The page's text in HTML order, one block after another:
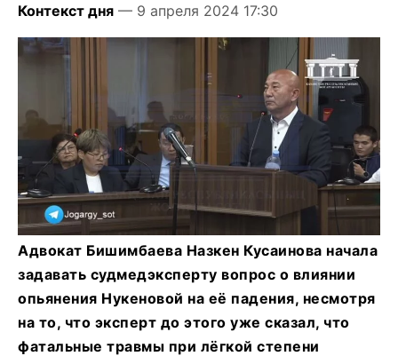
Контекст дня — 9 апреля 2024 17:30
Адвокат Бишимбаева Назкен Кусаинова начала
задавать судмедэксперту вопрос о влиянии
опьянения Нукеновой на её падения, несмотря
на то, что эксперт до этого уже сказал, что
фатальные травмы при лёгкой степени